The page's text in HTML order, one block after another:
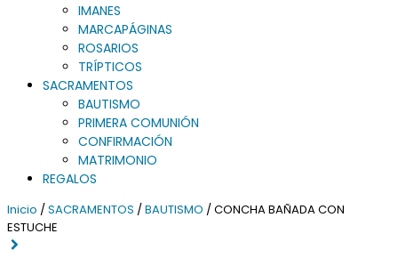
IMANES
MARCAPÁGINAS
ROSARIOS
TRÍPTICOS
SACRAMENTOS
BAUTISMO
PRIMERA COMUNIÓN
CONFIRMACIÓN
MATRIMONIO
REGALOS
Inicio /SACRAMENTOS /BAUTISMO / CONCHA BAÑADA CON
ESTUCHE